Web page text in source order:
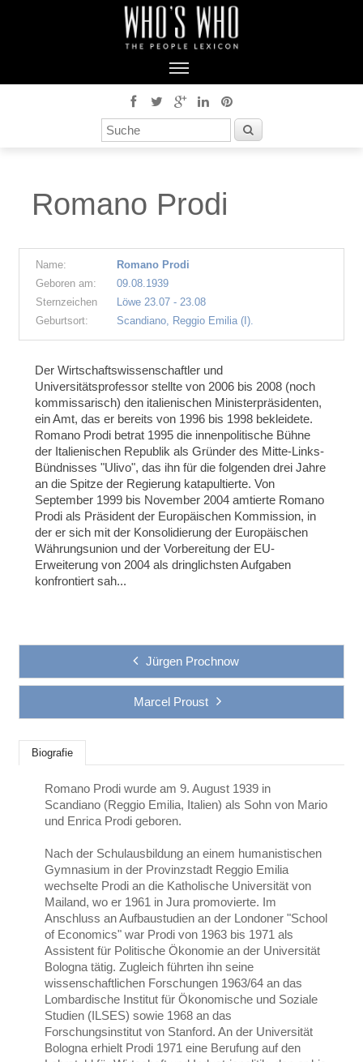
Romano Prodi
Name:
Romano Prodi
Geboren am:
09.08.1939
Sternzeichen
Löwe 23.07 - 23.08
Geburtsort:
Scandiano, Reggio Emilia (I).
Der Wirtschaftswissenschaftler und
Universitätsprofessor stellte von 2006 bis 2008 (noch
kommissarisch) den italienischen Ministerpräsidenten,
ein Amt, das er bereits von 1996 bis 1998 bekleidete.
Romano Prodi betrat 1995 die innenpolitische Bühne
der Italienischen Republik als Gründer des Mitte-Links-
Bündnisses "Ulivo", das ihn für die folgenden drei Jahre
an die Spitze der Regierung katapultierte. Von
September 1999 bis November 2004 amtierte Romano
Prodi als Präsident der Europäischen Kommission, in
der er sich mit der Konsolidierung der Europäischen
Währungsunion und der Vorbereitung der EU-
Erweiterung von 2004 als dringlichsten Aufgaben
konfrontiert sah...
Jürgen Prochnow
Marcel Proust
Biografie
Romano Prodi wurde am 9. August 1939 in
Scandiano (Reggio Emilia, Italien) als Sohn von Mario
und Enrica Prodi geboren.
Nach der Schulausbildung an einem humanistischen
Gymnasium in der Provinzstadt Reggio Emilia
wechselte Prodi an die Katholische Universität von
Mailand, wo er 1961 in Jura promovierte. Im
Anschluss an Aufbaustudien an der Londoner "School
of Economics" war Prodi von 1963 bis 1971 als
Assistent für Politische Ökonomie an der Universität
Bologna tätig. Zugleich führten ihn seine
wissenschaftlichen Forschungen 1963/64 an das
Lombardische Institut für Ökonomische und Soziale
Studien (ILSES) sowie 1968 an das
Forschungsinstitut von Stanford. An der Universität
Bologna erhielt Prodi 1971 eine Berufung auf den